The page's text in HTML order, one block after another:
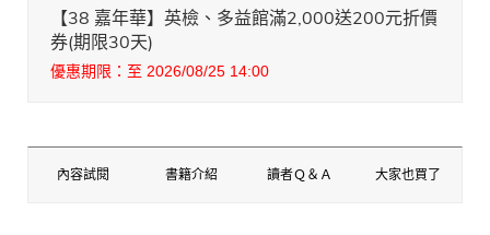
【38 嘉年華】英檢、多益館滿2,000送200元折價
券(期限30天)
優惠期限：至 2026/08/25 14:00
內容試閱 書籍介紹 讀者Ｑ＆Ａ 大家也買了